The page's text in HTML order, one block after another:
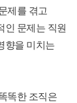
제를 겪고
인 문제는 직원
향을 미치는
똑한 조직은